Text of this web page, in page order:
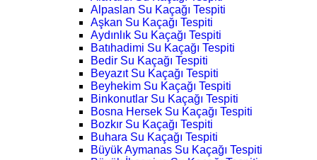
Alpaslan Su Kaçağı Tespiti
Aşkan Su Kaçağı Tespiti
Aydınlık Su Kaçağı Tespiti
Batıhadimi Su Kaçağı Tespiti
Bedir Su Kaçağı Tespiti
Beyazıt Su Kaçağı Tespiti
Beyhekim Su Kaçağı Tespiti
Binkonutlar Su Kaçağı Tespiti
Bosna Hersek Su Kaçağı Tespiti
Bozkır Su Kaçağı Tespiti
Buhara Su Kaçağı Tespiti
Büyük Aymanas Su Kaçağı Tespiti